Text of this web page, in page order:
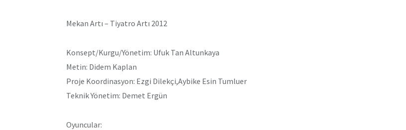
Mekan Artı – Tiyatro Artı 2012
Konsept/Kurgu/Yönetim: Ufuk Tan Altunkaya
Metin: Didem Kaplan
Proje Koordinasyon: Ezgi Dilekçi,Aybike Esin Tumluer
Teknik Yönetim: Demet Ergün
Oyuncular: